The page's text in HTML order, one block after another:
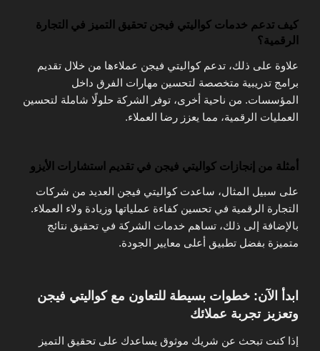
كيف تدعم خدمات كواليتي فيجن تحقيق التميز في التجارة
الرقمية؟
علاوة على ذلك، تدعم كواليتي فيجن عملاءها من خلال تقديم
برامج تدريبية متخصصة لتحسين مهارات الفرق داخل
المؤسسات. من ناحية أخرى، توفر الشركة حلولًا شاملة لتحسين
العمليات الرقمية، مما يعزز رضا العملاء.
أمثلة من إنجازات كواليتي فيجن في تقديم استشارات الأيزو
على سبيل المثال، ساعدت كواليتي فيجن العديد من شركات
التجارة الرقمية في تحسين كفاءة عملياتها وزيادة ولاء العملاء.
بالإضافة إلى ذلك، تساهم خدمات الشركة في تحقيق نتائج
متميزة بفضل تطبيق أعلى معايير الجودة.
ابدأ الآن: خطوات بسيطة للتعاون مع كواليتي فيجن
وتعزيز تجربة عملائك
إذا كنت تبحث عن شريك موثوق يساعدك على تحقيق التميز